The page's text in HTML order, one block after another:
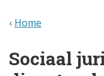
Home
Sociaal